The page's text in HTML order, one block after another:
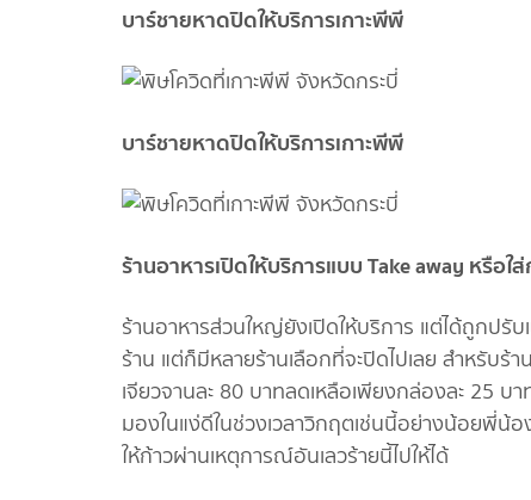
บาร์ชายหาดปิดให้บริการเกาะพีพี
บาร์ชายหาดปิดให้บริการเกาะพีพี
ร้านอาหารเปิดให้บริการแบบ Take away หรือใ
ร้านอาหารส่วนใหญ่ยังเปิดให้บริการ แต่ได้ถูกปรั
ร้าน แต่ก็มีหลายร้านเลือกที่จะปิดไปเลย สำหรับร้
เจียวจานละ 80 บาทลดเหลือเพียงกล่องละ 25 บ
มองในแง่ดีในช่วงเวลาวิกฤตเช่นนี้อย่างน้อยพี่น้
ให้ก้าวผ่านเหตุการณ์อันเลวร้ายนี้ไปให้ได้